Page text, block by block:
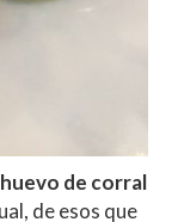
de corral
de esos que